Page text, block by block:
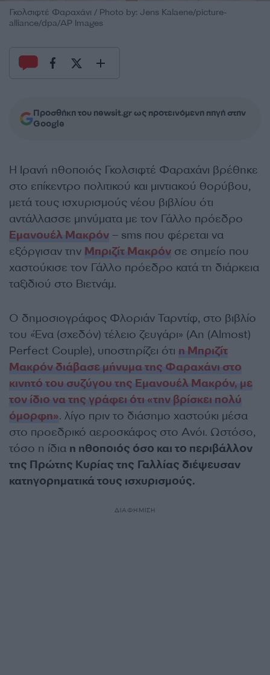
Γκολσιφτέ Φαραχάνι / Photo by: Jens Kalaene/picture-
alliance/dpa/AP Images
Προσθήκη του newsit.gr ως προτεινόμενη πηγή στην
Google
Η Ιρανή ηθοποιός Γκολσιφτέ Φαραχάνι βρέθηκε
στο επίκεντρο πολιτικού και μιντιακού θορύβου,
μετά τους ισχυρισμούς νέου βιβλίου ότι
αντάλλασσε μηνύματα με τον Γάλλο πρόεδρο
Εμανουέλ Μακρόν – sms που φέρεται να
εξόργισαν την Μπριζίτ Μακρόν σε σημείο που
χαστούκισε τον Γάλλο πρόεδρο κατά τη διάρκεια
ταξιδιού στο Βιετνάμ.
Ο δημοσιογράφος Φλοριάν Ταρντίφ, στο βιβλίο
του «Ένα (σχεδόν) τέλειο ζευγάρι» (An (Almost)
Perfect Couple), υποστηρίζει ότι η Μπριζίτ
Μακρόν διάβασε μήνυμα της Φαραχάνι στο
κινητό του συζύγου της Εμανουέλ Μακρόν, με
τον ίδιο να της γράφει ότι «την βρίσκει πολύ
όμορφη». λίγο πριν το διάσημο χαστούκι μέσα
στο προεδρικό αεροσκάφος στο Ανόι. Ωστόσο,
τόσο η ίδια η ηθοποιός όσο και το περιβάλλον
της Πρώτης Κυρίας της Γαλλίας διέψευσαν
κατηγορηματικά τους ισχυρισμούς.
ΔΙΑΦΗΜΙΣΗ